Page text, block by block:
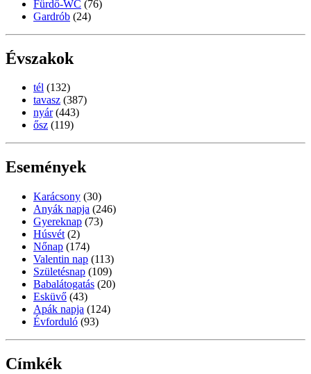
Fürdő-WC (76)
Gardrób (24)
Évszakok
tél (132)
tavasz (387)
nyár (443)
ősz (119)
Események
Karácsony (30)
Anyák napja (246)
Gyereknap (73)
Húsvét (2)
Nőnap (174)
Valentin nap (113)
Születésnap (109)
Babalátogatás (20)
Esküvő (43)
Apák napja (124)
Évforduló (93)
Címkék